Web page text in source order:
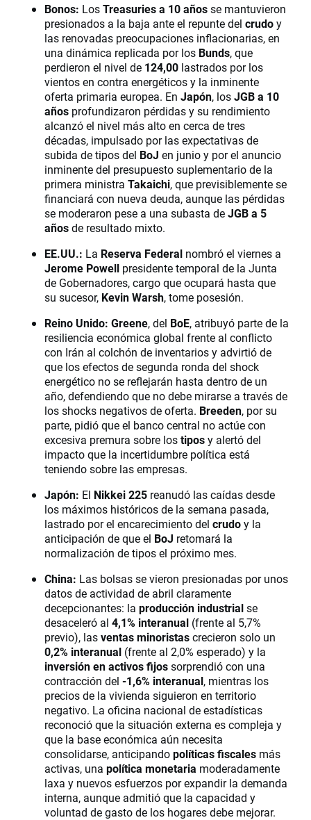
Bonos: LosTreasuries a 10 añosse mantuvieron
presionados a la baja ante el repunte del crudoy
las renovadas preocupaciones inflacionarias, en
una dinámica replicada por los Bunds, que
perdieron el nivel de 124,00 lastrados por los
vientos en contra energéticos y la inminente
oferta primaria europea. En Japón, losJGB a 10
años profundizaron pérdidas y su rendimiento
alcanzó el nivel más alto en cerca de tres
décadas, impulsado por las expectativas de
subida de tipos del BoJ en junio y por el anuncio
inminente del presupuesto suplementario de la
primera ministra Takaichi, que previsiblemente se
financiará con nueva deuda, aunque las pérdidas
se moderaron pese a una subasta deJGB a 5
añosde resultado mixto.
EE.UU.: La Reserva Federal nombró el viernes a
Jerome Powell presidente temporal de la Junta
de Gobernadores, cargo que ocupará hasta que
su sucesor, Kevin Warsh, tome posesión.
Reino Unido: Greene, del BoE, atribuyó parte de la
resiliencia económica global frente al conflicto
con Irán al colchón de inventarios y advirtió de
que los efectos de segunda ronda del shock
energético no se reflejarán hasta dentro de un
año, defendiendo que no debe mirarse a través de
los shocks negativos de oferta. Breeden, por su
parte, pidió que el banco central no actúe con
excesiva premura sobre lostiposy alertó del
impacto que la incertidumbre política está
teniendo sobre las empresas.
Japón: El Nikkei 225 reanudó las caídas desde
los máximos históricos de la semana pasada,
lastrado por el encarecimiento del crudoy la
anticipación de que el BoJ retomará la
normalización de tipos el próximo mes.
China: Las bolsas se vieron presionadas por unos
datos de actividad de abril claramente
decepcionantes: la producción industrialse
desaceleró al 4,1% interanual (frente al 5,7%
previo), lasventas minoristascrecieron solo un
0,2% interanual (frente al 2,0% esperado) y la
inversión en activos fijossorprendió con una
contracción del -1,6% interanual, mientras los
precios de la vivienda siguieron en territorio
negativo. La oficina nacional de estadísticas
reconoció que la situación externa es compleja y
que la base económica aún necesita
consolidarse, anticipandopolíticas fiscales más
activas, una política monetaria moderadamente
laxa y nuevos esfuerzos por expandir la demanda
interna, aunque admitió que la capacidad y
voluntad de gasto de los hogares debe mejorar.